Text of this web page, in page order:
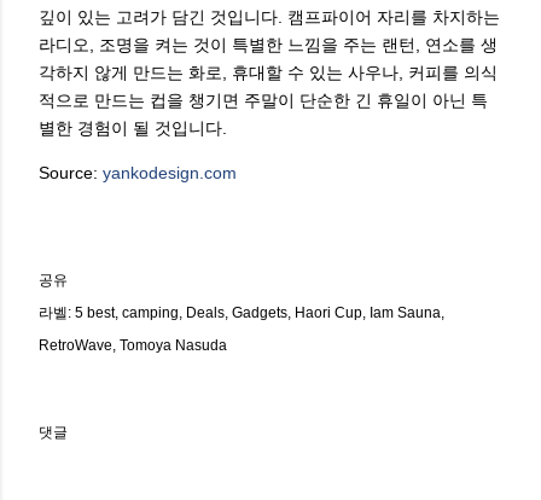
깊이 있는 고려가 담긴 것입니다. 캠프파이어 자리를 차지하는
라디오, 조명을 켜는 것이 특별한 느낌을 주는 랜턴, 연소를 생
각하지 않게 만드는 화로, 휴대할 수 있는 사우나, 커피를 의식
적으로 만드는 컵을 챙기면 주말이 단순한 긴 휴일이 아닌 특
별한 경험이 될 것입니다.
Source: yankodesign.com
공유
라벨: 5 best camping Deals Gadgets Haori Cup Iam Sauna
RetroWave Tomoya Nasuda
댓글